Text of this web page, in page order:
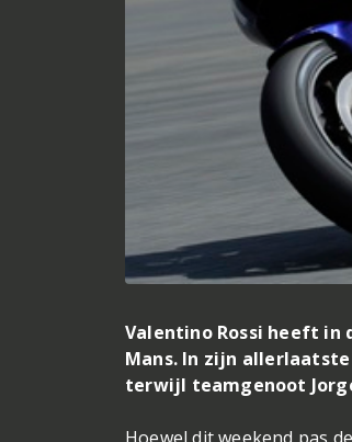
Valentino Rossi heeft
Mans. In zijn
terwijl teamgenoot